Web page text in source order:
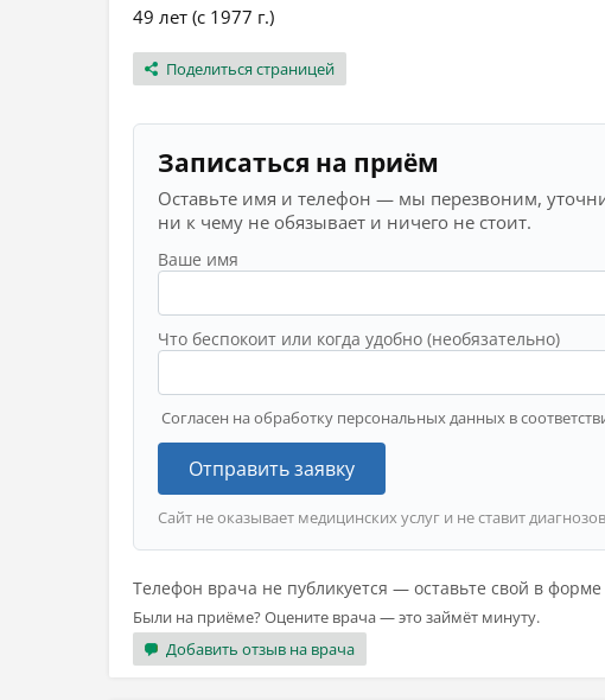
49 лет (с 1977 г.)
Поделиться страницей
Записаться на приём
Оставьте имя и телефон — мы перезвоним,
ни к чему не обязывает и ничего не стоит.
Ваше имя
Что беспокоит или когда удобно (необязательно)
Согласен на обработку персональных данных в
Отправить заявку
Сайт не оказывает медицинских услуг и не ставит
Телефон врача не публикуется — оставьте свой в
Были на приёме? Оцените врача — это займёт минуту.
Добавить отзыв на врача